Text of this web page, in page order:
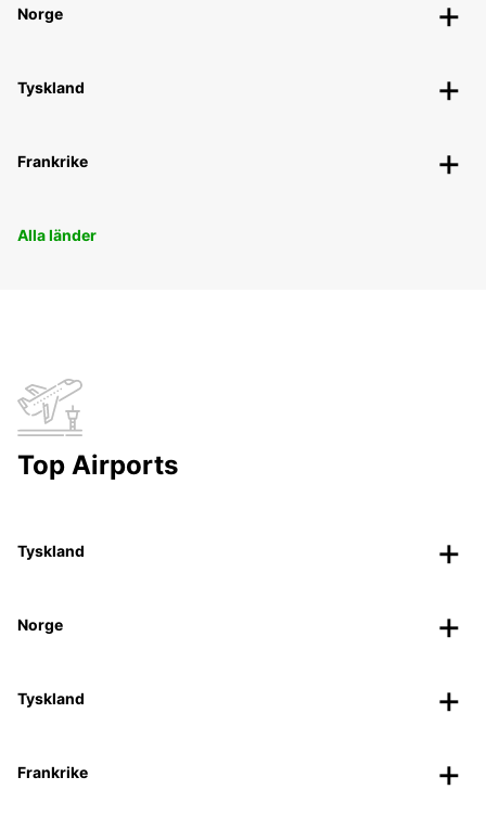
Norge
Tyskland
Frankrike
Alla länder
Top Airports
Tyskland
Norge
Tyskland
Frankrike